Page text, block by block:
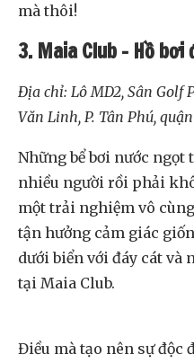
mà thôi!
3. Maia Club – Hồ bơi
Địa chỉ: Lô MD2, Sân Golf
Văn Linh, P. Tân Phú,
Những bể bơi nước ngọt
nhiều người rồi phải
một trải nghiệm vô
tận hưởng cảm giác
dưới biển với đáy cát và
tại Maia Club.
Điều mà tạo nên sự độc